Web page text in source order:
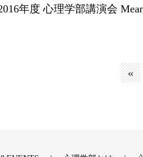
年度 心理学部講演会
«